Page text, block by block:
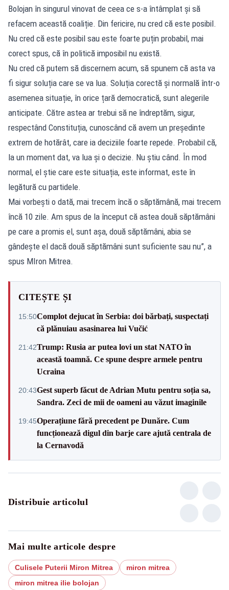
Bolojan în singurul vinovat de ceea ce s-a întâmplat și să
refacem această coaliție. Din fericire, nu cred că este posibil.
Nu cred că este posibil sau este foarte puțin probabil, mai
corect spus, că în politică imposibil nu există.
Nu cred că putem să discernem acum, să spunem că asta va
fi sigur soluția care se va lua. Soluția corectă și normală într-o
asemenea situație, în orice țară democratică, sunt alegerile
anticipate. Către astea ar trebui să ne îndreptăm, sigur,
respectând Constituția, cunoscând că avem un președinte
extrem de hotărât, care ia deciziile foarte repede. Probabil că,
la un moment dat, va lua și o decizie. Nu știu când. În mod
normal, el știe care este situația, este informat, este în
legătură cu partidele.
Mai vorbești o dată, mai trecem încă o săptămână, mai trecem
încă 10 zile. Am spus de la început că astea două săptămâni
pe care a promis el, sunt așa, două săptămâni, abia se
gândește el dacă două săptămâni sunt suficiente sau nu”, a
spus MIron Mitrea.
CITEȘTE ȘI
15:50Complot dejucat în Serbia: doi bărbați, suspectați
că plănuiau asasinarea lui Vučić
21:42Trump: Rusia ar putea lovi un stat NATO în
această toamnă. Ce spune despre armele pentru
Ucraina
20:43Gest superb făcut de Adrian Mutu pentru soția sa,
Sandra. Zeci de mii de oameni au văzut imaginile
19:45Operațiune fără precedent pe Dunăre. Cum
funcționează digul din barje care ajută centrala de
la Cernavodă
Distribuie articolul
Mai multe articole despre
Culisele Puterii Miron Mitrea
miron mitrea
miron mitrea ilie bolojan